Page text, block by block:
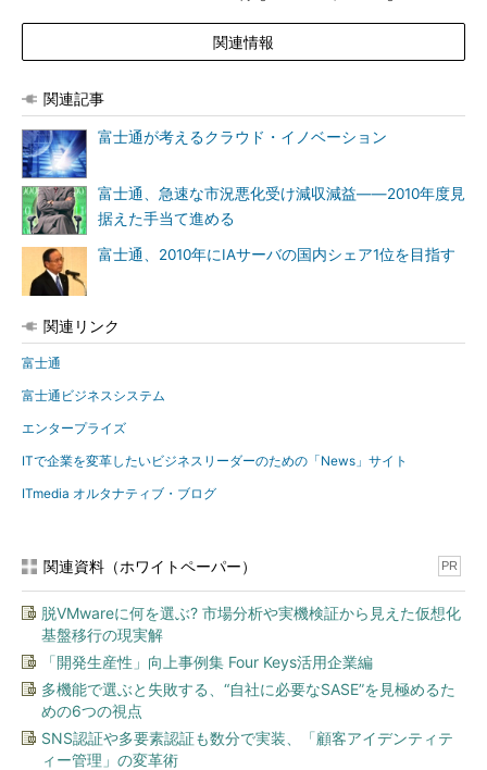
関連情報
関連記事
富士通が考えるクラウド・イノベーション
富士通、急速な市況悪化受け減収減益――2010年度見
据えた手当て進める
富士通、2010年にIAサーバの国内シェア1位を目指す
関連リンク
富士通
富士通ビジネスシステム
エンタープライズ
ITで企業を変革したいビジネスリーダーのための「News」サイト
ITmedia オルタナティブ・ブログ
関連資料（ホワイトペーパー） PR
脱VMwareに何を選ぶ? 市場分析や実機検証から見えた仮想化
基盤移行の現実解
「開発生産性」向上事例集 Four Keys活用企業編
多機能で選ぶと失敗する、“自社に必要なSASE”を見極めるた
めの6つの視点
SNS認証や多要素認証も数分で実装、「顧客アイデンティテ
ィー管理」の変革術